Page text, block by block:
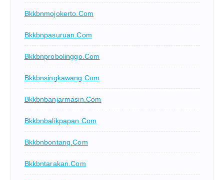
Bkkbnmojokerto.com
Bkkbnpasuruan.com
Bkkbnprobolinggo.com
Bkkbnsingkawang.com
Bkkbnbanjarmasin.com
Bkkbnbalikpapan.com
Bkkbnbontang.com
Bkkbntarakan.com